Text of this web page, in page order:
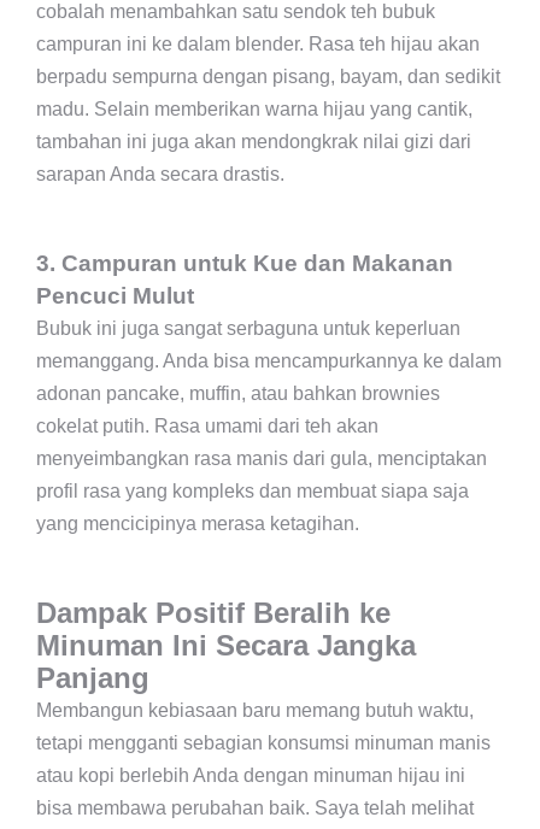
cobalah menambahkan satu sendok teh bubuk
campuran ini ke dalam blender. Rasa teh hijau akan
berpadu sempurna dengan pisang, bayam, dan sedikit
madu. Selain memberikan warna hijau yang cantik,
tambahan ini juga akan mendongkrak nilai gizi dari
sarapan Anda secara drastis.
3. Campuran untuk Kue dan Makanan
Pencuci Mulut
Bubuk ini juga sangat serbaguna untuk keperluan
memanggang. Anda bisa mencampurkannya ke dalam
adonan pancake, muffin, atau bahkan brownies
cokelat putih. Rasa umami dari teh akan
menyeimbangkan rasa manis dari gula, menciptakan
profil rasa yang kompleks dan membuat siapa saja
yang mencicipinya merasa ketagihan.
Dampak Positif Beralih ke
Minuman Ini Secara Jangka
Panjang
Membangun kebiasaan baru memang butuh waktu,
tetapi mengganti sebagian konsumsi minuman manis
atau kopi berlebih Anda dengan minuman hijau ini
bisa membawa perubahan baik. Saya telah melihat